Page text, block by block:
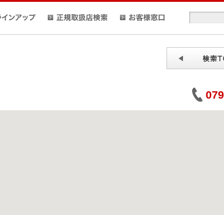
バイクラインアップ 正規取扱店検索